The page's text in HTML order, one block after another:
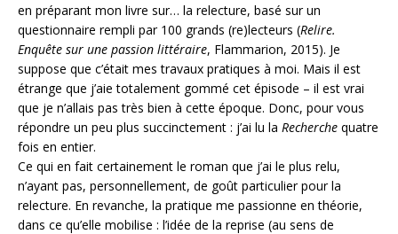
en préparant mon livre sur… la relecture, basé sur un
questionnaire rempli par 100 grands (re)lecteurs (Relire.
Enquête sur une passion littéraire, Flammarion, 2015). Je
suppose que c’était mes travaux pratiques à moi. Mais il est
étrange que j’aie totalement gommé cet épisode – il est vrai
que je n’allais pas très bien à cette époque. Donc, pour vous
répondre un peu plus succinctement : j’ai lu la Recherche quatre
fois en entier.
Ce qui en fait certainement le roman que j’ai le plus relu,
n’ayant pas, personnellement, de goût particulier pour la
relecture. En revanche, la pratique me passionne en théorie,
dans ce qu’elle mobilise : l’idée de la reprise (au sens de